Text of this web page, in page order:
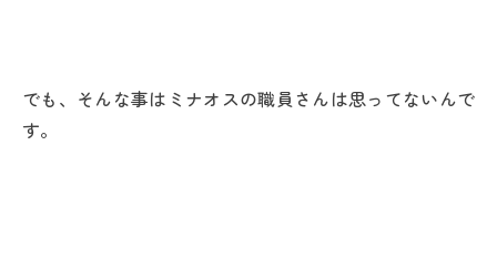
でも、そんな事はミナオスの職員さんは思ってないんで
す。